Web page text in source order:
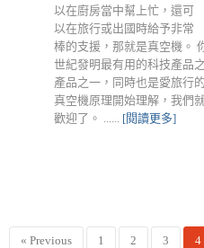
以在廚房當中幫上忙，還可
以在旅行或出國時給予非常
棒的支援，那就是真空機。
世紀發明最有用的科技產品
產品之一，同時也是愛旅行
真空機原理開始理解，我們
歡迎了。 ...... [閱讀更多]
« Previous 1 2 3 4